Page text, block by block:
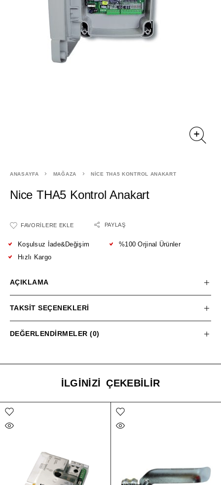
ANASAYFA MAĞAZA NICE THA5 KONTROL ANAKART
Nice THA5 Kontrol Anakart
FAVORILERE EKLE PAYLAŞ
Koşulsuz İade&Değişim
Hızlı Kargo
%100 Orjinal Ürünler
AÇIKLAMA
TAKSIT SEÇENEKLERI
DEĞERLENDIRMELER (0)
İLGINIZI ÇEKEBILIR